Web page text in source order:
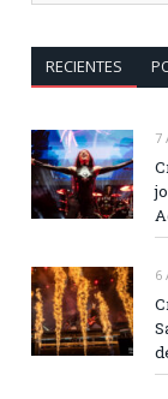
RECIENTES
7
6